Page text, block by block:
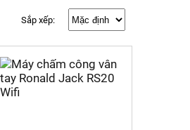
Sắp xếp: